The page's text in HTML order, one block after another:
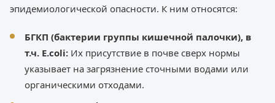
эпидемиологической опасности. К ним относятся:
БГКП (бактерии группы кишечной палочки), в
т.ч. E.coli: Их присутствие в почве сверх нормы
указывает на загрязнение сточными водами или
органическими отходами.